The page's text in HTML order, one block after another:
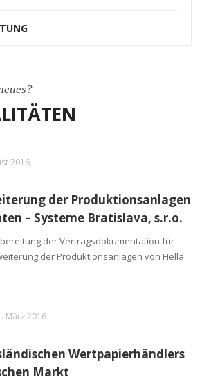
2016
der Produktionsanlagen
– Systeme Bratislava, s.r.o.
der Vertragsdokumentation für
der Produktionsanlagen von Hella
März 2016
Wertpapierhändlers
Markt